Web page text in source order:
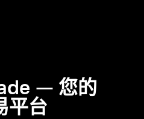
— 您的
平台